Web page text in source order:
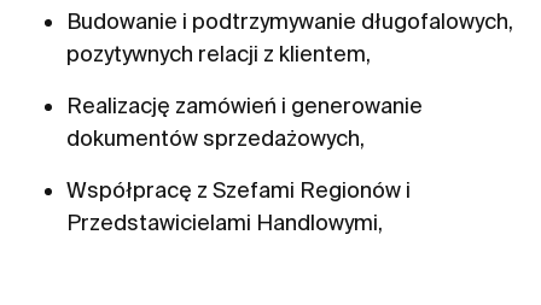
Budowanie i podtrzymywanie długofalowych,
pozytywnych relacji z klientem,
Realizację zamówień i generowanie
dokumentów sprzedażowych,
Współpracę z Szefami Regionów i
Przedstawicielami Handlowymi,